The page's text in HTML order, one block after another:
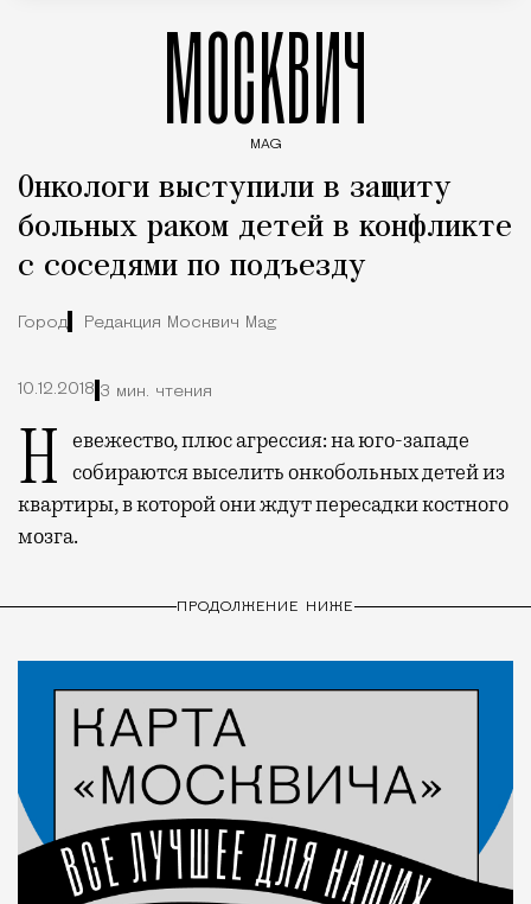
МОСКВИЧ
MAG
Онкологи выступили в защиту
больных раком детей в конфликте
с соседями по подъезду
Город Редакция Москвич Mag
10.12.2018 3 мин. чтения
Невежество, плюс агрессия: на юго-западе собираются выселить онкобольных детей из
квартиры, в которой они ждут пересадки костного
мозга.
ПРОДОЛЖЕНИЕ НИЖЕ